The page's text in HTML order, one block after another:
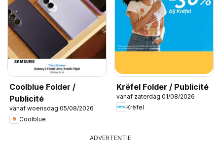
Coolblue Folder /
Publicité
vanaf woensdag 05/08/2026
Coolblue
Krëfel Folder / Publicité
vanaf zaterdag 01/08/2026
Krëfel
ADVERTENTIE